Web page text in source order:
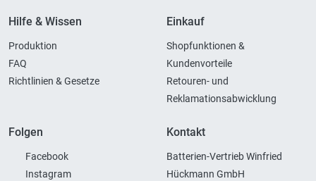
Hilfe & Wissen
Produktion
FAQ
Richtlinien & Gesetze
Einkauf
Shopfunktionen &
Kundenvorteile
Retouren- und
Reklamationsabwicklung
Folgen
Facebook
Instagram
Kontakt
Batterien-Vertrieb Winfried
Hückmann GmbH